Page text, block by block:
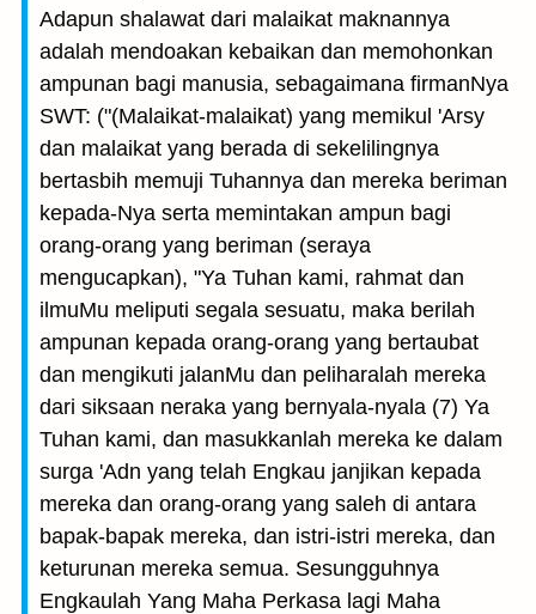
Adapun shalawat dari malaikat maknannya
adalah mendoakan kebaikan dan memohonkan
ampunan bagi manusia, sebagaimana firmanNya
SWT: ("(Malaikat-malaikat) yang memikul 'Arsy
dan malaikat yang berada di sekelilingnya
bertasbih memuji Tuhannya dan mereka beriman
kepada-Nya serta memintakan ampun bagi
orang-orang yang beriman (seraya
mengucapkan), "Ya Tuhan kami, rahmat dan
ilmuMu meliputi segala sesuatu, maka berilah
ampunan kepada orang-orang yang bertaubat
dan mengikuti jalanMu dan peliharalah mereka
dari siksaan neraka yang bernyala-nyala (7) Ya
Tuhan kami, dan masukkanlah mereka ke dalam
surga 'Adn yang telah Engkau janjikan kepada
mereka dan orang-orang yang saleh di antara
bapak-bapak mereka, dan istri-istri mereka, dan
keturunan mereka semua. Sesungguh­nya
Engkaulah Yang Maha Perkasa lagi Maha